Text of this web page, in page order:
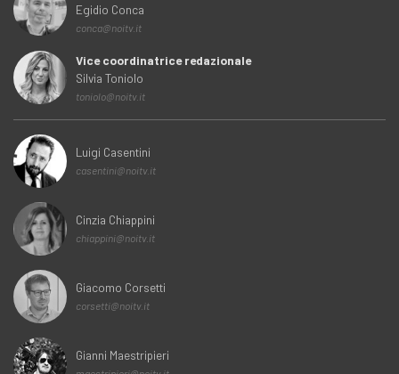
Egidio Conca
conca@noitv.it
Vice coordinatrice redazionale
Silvia Toniolo
toniolo@noitv.it
Luigi Casentini
casentini@noitv.it
Cinzia Chiappini
chiappini@noitv.it
Giacomo Corsetti
corsetti@noitv.it
Gianni Maestripieri